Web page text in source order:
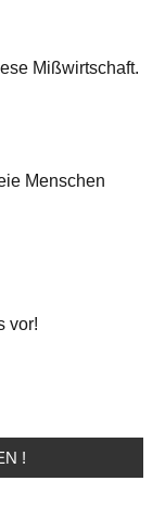
Mißwirtschaft.
Menschen
vor!
!